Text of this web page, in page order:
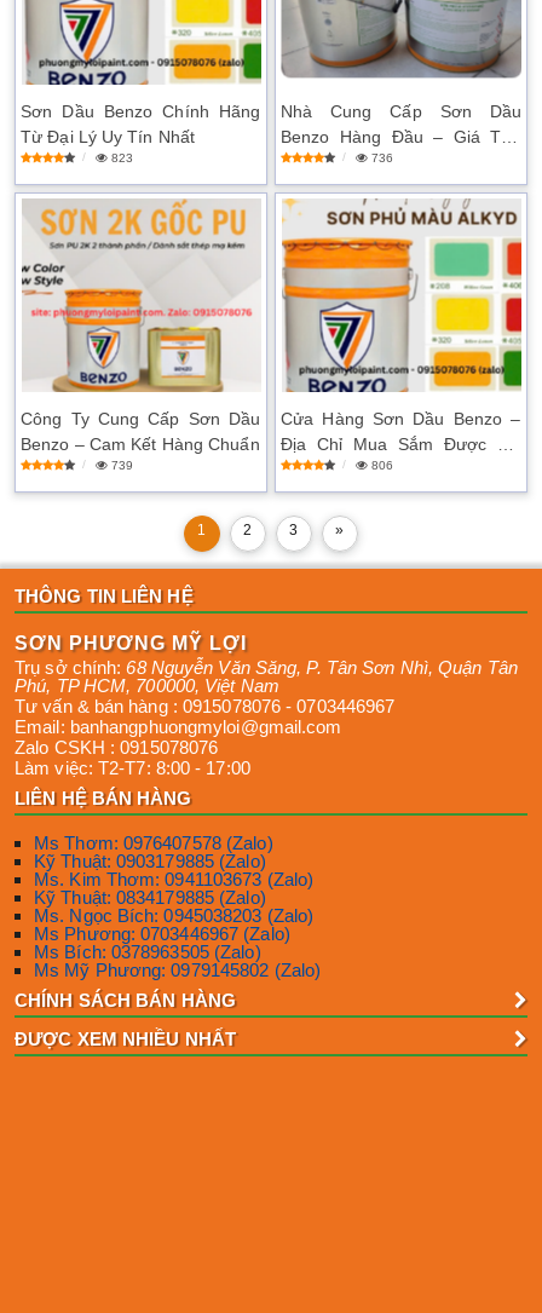
Sơn Dầu Benzo Chính Hãng
Từ Đại Lý Uy Tín Nhất
823
Nhà Cung Cấp Sơn Dầu
Benzo Hàng Đầu – Giá Tốt,
Giao Hàng Nhanh
736
Công Ty Cung Cấp Sơn Dầu
Benzo – Cam Kết Hàng Chuẩn
739
Cửa Hàng Sơn Dầu Benzo –
Địa Chỉ Mua Sắm Được Tin
Dùng
806
1 2 3 »
THÔNG TIN LIÊN HỆ
SƠN PHƯƠNG MỸ LỢI
Trụ sở chính:68 Nguyễn Văn Săng, P. Tân Sơn Nhì,Quận Tân
Phú, TP HCM, 700000, Việt Nam
Tư vấn & bán hàng : 0915078076 -0703446967
Email: banhangphuongmyloi@gmail.com
Zalo CSKH :0915078076
Làm việc: T2-T7: 8:00 - 17:00
LIÊN HỆ BÁN HÀNG
Ms Thơm: 0976407578 (Zalo)
Kỹ Thuật: 0903179885 (Zalo)
Ms. Kim Thơm: 0941103673 (Zalo)
Kỹ Thuật: 0834179885 (Zalo)
Ms. Ngọc Bích: 0945038203 (Zalo)
Ms Phương: 0703446967 (Zalo)
Ms Bích: 0378963505 (Zalo)
Ms Mỹ Phương: 0979145802 (Zalo)
CHÍNH SÁCH BÁN HÀNG
ĐƯỢC XEM NHIỀU NHẤT